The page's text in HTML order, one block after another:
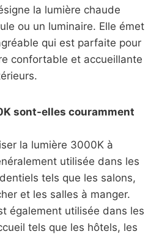
la lumière chaude
ou un luminaire. Elle émet
qui est parfaite pour
confortable et accueillante
sont-elles couramment
la lumière 3000K à
utilisée dans les
tels que les salons,
et les salles à manger.
également utilisée dans les
tels que les hôtels, les